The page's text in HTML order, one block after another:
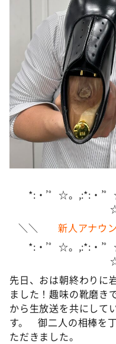
ＬＩＦＥ～夢のカタ
新婚さんいらっしゃ
ポツンと一軒家
ザキ山小屋本館
ぺこぱのまるスポ
アナ回覧板
*:・’゜☆。,:*:・’゜
＼＼ 新人アナウ
*:・’゜☆。,:*:・’゜
先日、おは朝終わりに
ました！趣味の靴磨き
から生放送を共にして
す。 御二人の相棒を
ただきました。